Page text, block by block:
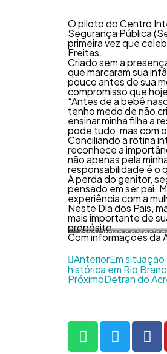
O piloto do Centro
Segurança Pública
primeira vez que
Freitas.
Criado sem a
que marcaram sua
pouco antes de sua
compromisso que
“Antes de a bebê
tenho medo de não
ensinar minha filha a
pode tudo, mas com
Conciliando a rotina
reconhece a
não apenas pela
responsabilidade é o
A perda do genitor,
pensado em ser pai.
experiência com a
Neste Dia dos Pais,
mais importante de
propósito.
José Otávio é pai pela
Foto: Dharcules
Com informações da
AnteriorEm situação
histórica em Rio
PróximoDetran do